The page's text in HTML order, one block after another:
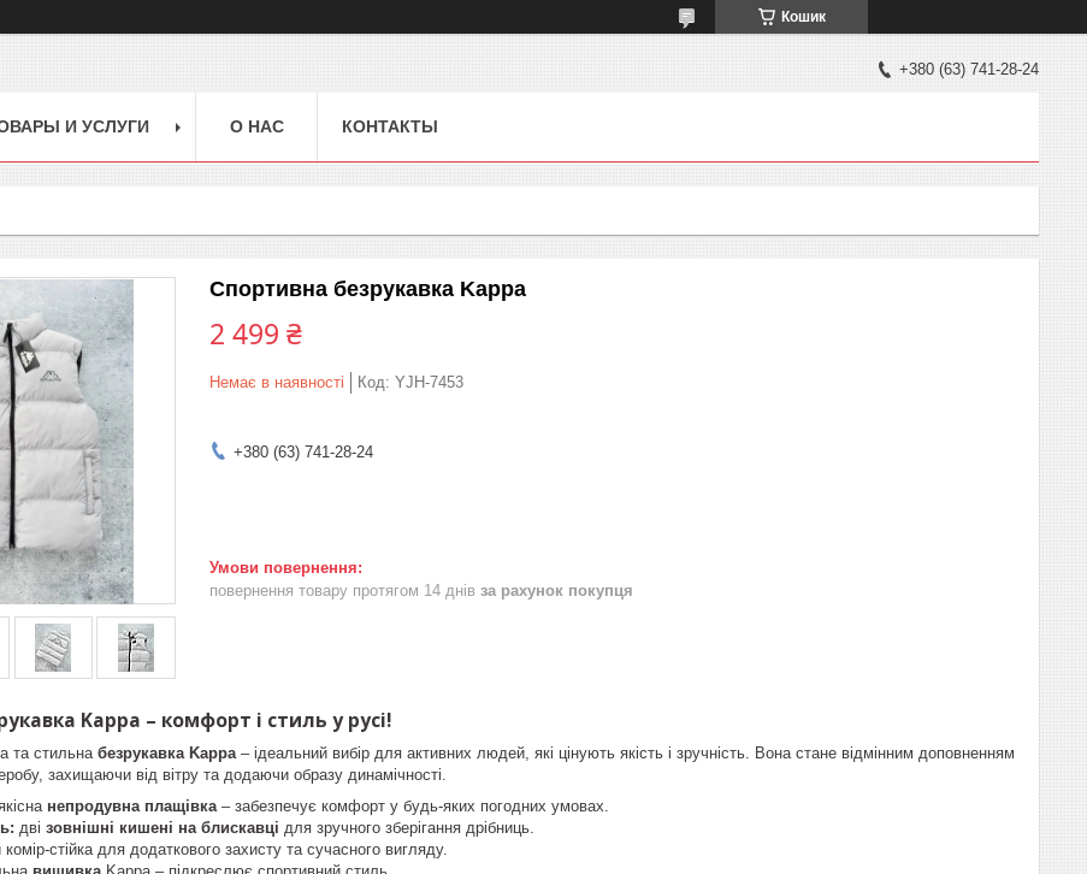
Кошик
+380 (63) 741-28-24
И УСЛУГИ О НАС КОНТАКТЫ
Спортивна безрукавка Kappa
2 499 ₴
Немає в наявності Код: YJH-7453
+380 (63) 741-28-24
повернення товару протягом 14 днів за рахунок покупця
Kappa – комфорт і стиль у русі!
та стильна безрукавка Kappa – ідеальний вибір для активних людей, які цінують якість і зручність. Вона стане відмінним доповненням
захищаючи від вітру та додаючи образу динамічності.
непродувна плащівка – забезпечує комфорт у будь-яких погодних умовах.
дві зовнішні кишені на блискавці для зручного зберігання дрібниць.
стійка для додаткового захисту та сучасного вигляду.